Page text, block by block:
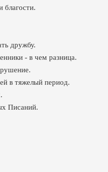
благости.
дружбу.
- в чем разница.
в тяжелый период.
Писаний.